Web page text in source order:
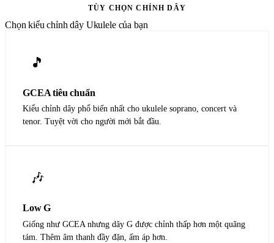
TÙY CHỌN CHỈNH DÂY
Chọn kiểu chỉnh dây Ukulele của bạn
🎵
GCEA tiêu chuẩn
Kiểu chỉnh dây phổ biến nhất cho ukulele soprano, concert và
tenor. Tuyệt vời cho người mới bắt đầu.
🎶
Low G
Giống như GCEA nhưng dây G được chỉnh thấp hơn một quãng
tám. Thêm âm thanh đầy đặn, ấm áp hơn.